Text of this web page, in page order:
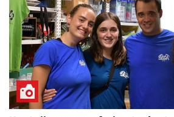
Kantujira, auzo-afaria eta
asteburuko ospakizunei